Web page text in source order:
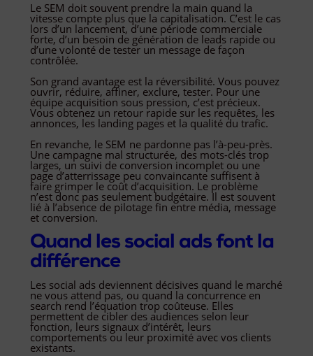
Le SEM doit souvent prendre la main quand la
vitesse compte plus que la capitalisation. C’est le cas
lors d’un lancement, d’une période commerciale
forte, d’un besoin de génération de leads rapide ou
d’une volonté de tester un message de façon
contrôlée.
Son grand avantage est la réversibilité. Vous pouvez
ouvrir, réduire, affiner, exclure, tester. Pour une
équipe acquisition sous pression, c’est précieux.
Vous obtenez un retour rapide sur les requêtes, les
annonces, les landing pages et la qualité du trafic.
En revanche, le SEM ne pardonne pas l’à-peu-près.
Une campagne mal structurée, des mots-clés trop
larges, un suivi de conversion incomplet ou une
page d’atterrissage peu convaincante suffisent à
faire grimper le coût d’acquisition. Le problème
n’est donc pas seulement budgétaire. Il est souvent
lié à l’absence de pilotage fin entre média, message
et conversion.
Quand les social ads font la
différence
Les social ads deviennent décisives quand le marché
ne vous attend pas, ou quand la concurrence en
search rend l’équation trop coûteuse. Elles
permettent de cibler des audiences selon leur
fonction, leurs signaux d’intérêt, leurs
comportements ou leur proximité avec vos clients
existants.